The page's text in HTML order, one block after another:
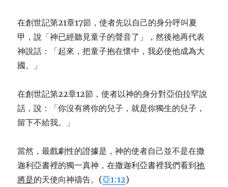
在創世記第21章17節，使者先以自己的身分呼叫夏
甲，說「神已經聽見童子的聲音了」，然後祂再代表
神說話：「起來，把童子抱在懷中，我必使他成為大
國。」
在創世記第22章12節，使者以神的身分對亞伯拉罕說
話，說：「你沒有將你的兒子，就是你獨生的兒子，
留下不給我。」
當然，最戲劇性的證據是，神的使者自己並不是在撒
迦利亞書裡的獨一真神，在撒迦利亞書裡我們看到祂
將是的天使向神禱告。(亞1:12)